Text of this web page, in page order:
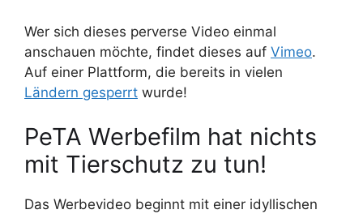
Wer sich dieses perverse Video einmal
anschauen möchte, findet dieses auf Vimeo.
Auf einer Plattform, die bereits in vielen
Ländern gesperrt wurde!
PeTA Werbefilm hat nichts
mit Tierschutz zu tun!
Das Werbevideo beginnt mit einer idyllischen